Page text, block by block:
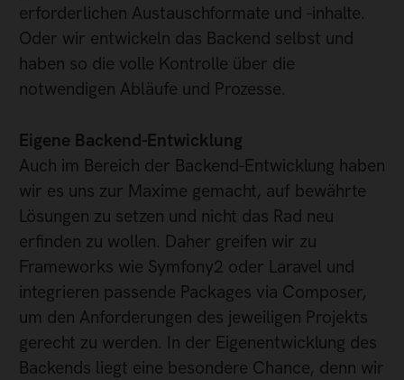
erforderlichen Austauschformate und -inhalte.
Oder wir entwickeln das Backend selbst und
haben so die volle Kontrolle über die
notwendigen Abläufe und Prozesse.
Eigene Backend-Entwicklung
Auch im Bereich der Backend-Entwicklung haben
wir es uns zur Maxime gemacht, auf bewährte
Lösungen zu setzen und nicht das Rad neu
erfinden zu wollen. Daher greifen wir zu
Frameworks wie Symfony2 oder Laravel und
integrieren passende Packages via Composer,
um den Anforderungen des jeweiligen Projekts
gerecht zu werden. In der Eigenentwicklung des
Backends liegt eine besondere Chance, denn wir